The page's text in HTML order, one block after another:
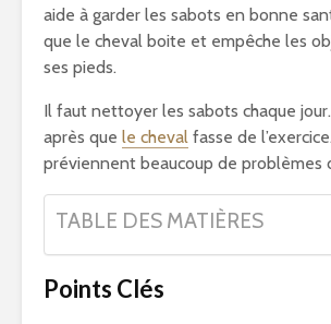
aide à garder les sabots en bonne
que le cheval boite et empêche les
ses pieds.
Il faut nettoyer les sabots chaque
après que le cheval fasse de
préviennent beaucoup de problèmes
TABLE DES MATIÈRES
Points Clés